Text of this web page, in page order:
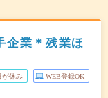
企業＊残業ほ
が休み WEB登録OK